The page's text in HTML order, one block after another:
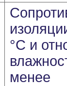
°С и
менее